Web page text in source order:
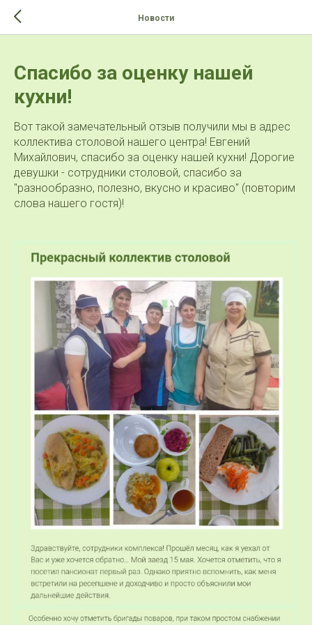
Новости
Спасибо за оценку нашей
кухни!
Вот такой замечательный отзыв получили мы в адрес
коллектива столовой нашего центра! Евгений
Михайлович, спасибо за оценку нашей кухни! Дорогие
девушки - сотрудники столовой, спасибо за
"разнообразно, полезно, вкусно и красиво" (повторим
слова нашего гостя)!